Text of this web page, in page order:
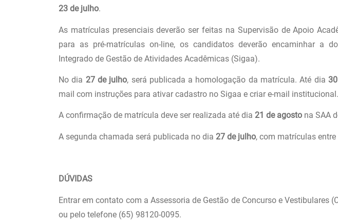
23 de julho.
As matrículas presenciais deverão ser feitas na Supervisão de Apoio
para as pré-matrículas on-line, os candidatos deverão encaminhar a
Integrado de Gestão de Atividades Acadêmicas (Sigaa).
No dia 27 de julho, será publicada a homologação da matrícula. Até dia
mail com instruções para ativar cadastro no Sigaa e criar e-mail institucional.
A confirmação de matrícula deve ser realizada até dia 21 de agosto na SAA
A segunda chamada será publicada no dia 27 de julho, com matrículas
DÚVIDAS
Entrar em contato com a Assessoria de Gestão de Concurso e Vestibulares
ou pelo telefone (65) 98120-0095.